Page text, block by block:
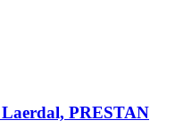
PRESTAN